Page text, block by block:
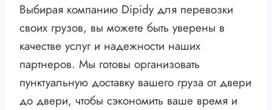
Выбирая компанию Dipidy для перевозки
своих грузов, вы можете быть уверены в
качестве услуг и надежности наших
партнеров. Мы готовы организовать
пунктуальную доставку вашего груза от двери
до двери, чтобы сэкономить ваше время и